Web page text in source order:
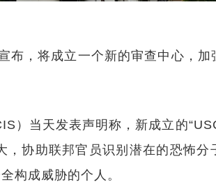
布，将成立一个新的审查中心，加
）当天发表声明称，新成立的
协助联邦官员识别潜在的恐怖分
构成威胁的个人。